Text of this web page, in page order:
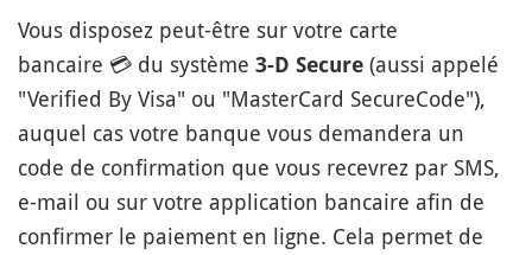
Vous disposez peut-être sur votre carte
bancaire 💳 du système 3-D Secure (aussi appelé
"Verified By Visa" ou "MasterCard SecureCode"),
auquel cas votre banque vous demandera un
code de confirmation que vous recevrez par SMS,
e-mail ou sur votre application bancaire afin de
confirmer le paiement en ligne. Cela permet de